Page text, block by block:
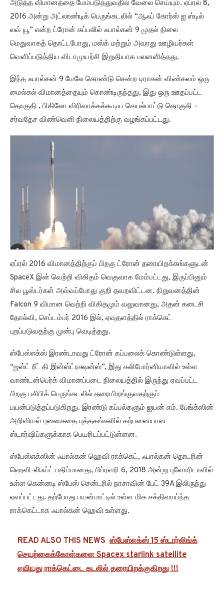
அடுத்த விமானத்தை மேம்படுத்துவதில் வேலை செய்யும். ஏப்ரல் 8,
2016 அன்று அட்லாண்டிக் பெருங்கடலில் “ஆஃப் கோர்ஸ் ஐ ஸ்டில்
லவ் யூ” என்ற ட்ரோன் கப்பலில் ஃபால்கன் 9 முதல் நிலை
மெதுவாகத் தொட்டபோது, மஸ்க் மற்றும் அவரது ஊழியர்கள்
வெளிப்படுத்திய விடாமுயற்சி இறுதியாக பலனளித்தது.
இந்த ஃபால்கன் 9 மேலே கொண்டு சென்ற டிராகன் விண்கலம் ஒரு
மைல்கல் விமானத்தையும் கொண்டிருந்தது, இது ஒரு ஊதப்பட்ட
தொகுதி , பிகிலோ விரிவாக்கக்கூடிய செயல்பாட்டு தொகுதி –
சர்வதேச விண்வெளி நிலையத்திற்கு வழங்கப்பட்டது.
ஏப்ரல் 2016 விமானத்திற்குப் பிறகு ட்ரோன் தரையிறக்கங்களுடன்
SpaceX இன் வெற்றி விகிதம் வெகுவாக மேம்பட்டது, இருப்பினும்
சில பூஸ்டர்கள் அவ்வப்போது குறி தவறவிட்டன. நிறுவனத்தின்
Falcon 9 விமான வெற்றி விகிதமும் வலுவானது, அதன் கடைசி
தோல்வி, செப்டம்பர் 2016 இல், ஏவுதளத்தில் ராக்கெட்
புறப்படுவதற்கு முன்பு வெடித்தது.
ஸ்பேஸ்எக்ஸ் இரண்டாவது ட்ரோன் கப்பலைக் கொண்டுள்ளது,
“ஜஸ்ட் ரீட் தி இன்ஸ்ட்ரக்ஷன்ஸ்”, இது கலிபோர்னியாவில் உள்ள
வாண்டன்பெர்க் விமானப்படை நிலையத்தில் இருந்து ஏவப்பட்ட
பிறகு பசிபிக் பெருங்கடலில் தரையிறங்குவதற்குப்
பயன்படுத்தப்படுகிறது. இரண்டு கப்பல்களும் ஐயன் எம். பேங்க்ஸின்
அறிவியல் புனைகதை புத்தகங்களில் கற்பனையான
ஸ்டார்ஷிப்களுக்காக பெயரிடப்பட்டுள்ளன.
ஸ்பேஸ்எக்ஸின் ஃபால்கன் ஹெவி ராக்கெட், ஃபால்கன் தொடரின்
ஹெவி-லிஃப்ட் பதிப்பானது, பிப்ரவரி 6, 2018 அன்று புளோரிடாவில்
உள்ள கென்னடி ஸ்பேஸ் சென்டரில் நாசாவின் பேட் 39A இலிருந்து
ஏவப்பட்டது. தற்போது பயன்பாட்டில் உள்ள மிக சக்திவாய்ந்த
ராக்கெட்டாக ஃபால்கன் ஹெவி உள்ளது.
READ ALSO THIS NEWS ஸ்பேஸ்எக்ஸ் 15 ஸ்டார்லிங்க்
செயற்கைக்கோள்களை Spacex starlink satellite
ஏவியது ராக்கெட்டை கடலில் தரையிறக்குகிறது !!!